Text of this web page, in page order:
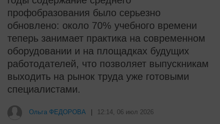
профобразования было серьезно
обновлено: около 70% учебного времени
теперь занимает практика на современном
оборудовании и на площадках будущих
работодателей, что позволяет выпускникам
выходить на рынок труда уже готовыми
специалистами.
Ольга ФЕДОРОВА 12:14, 06 июл 2026